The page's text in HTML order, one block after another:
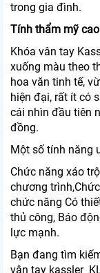
trong gia đình.
Tính thẩm mỹ
Khóa vân tay
xuống màu theo
hoa văn tinh tế,
hiện đại, rất ít có
cái nhìn đầu tiên
đồng.
Một số tính năng
Chức năng xáo
chương
chức năng Có
thủ công, Báo
lực mạnh.
Bạn đang tìm
vân tay kassler